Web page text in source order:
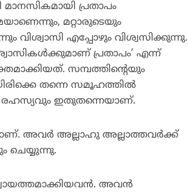
പ്രതാപം
മറ്റാരുടെയും
വിശ്വാസി എപ്പോഴും വിശ്വസിക്കുന്നു.
പ്രതാപം’ എന്ന്
സമ്പത്തിന്റെയും
തന്നെ സമൂഹത്തില്‍
രഹസ്യവും ഇതുതന്നെയാണ്.
അവര്‍ അല്ലാഹു അല്ലാത്തവര്‍ക്ക്
ചെയ്യുന്നു.
അവന്‍